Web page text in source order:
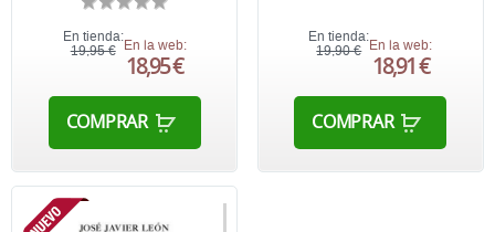
En tienda:
19,95 € En la web:
18,95 €
COMPRAR
En tienda:
19,90 €
En la web:
18,91 €
COMPRAR